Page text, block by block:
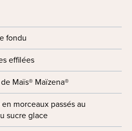
fondu
effilées
Maïs® Maïzena®
morceaux passés au
sucre glace